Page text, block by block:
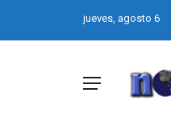
jueves, agosto 6